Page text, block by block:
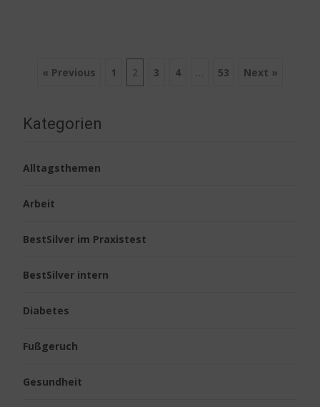
Posts
navigation
« Previous 1 2 3 4 … 53 Next »
Kategorien
Alltagsthemen
Arbeit
BestSilver im Praxistest
BestSilver intern
Diabetes
Fußgeruch
Gesundheit